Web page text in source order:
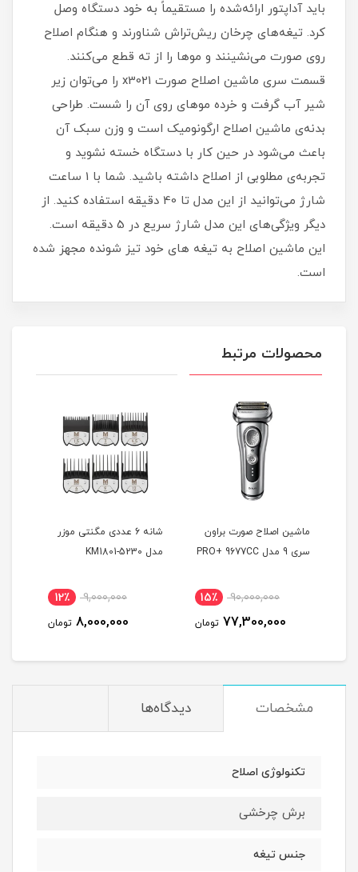
باید آداپتور ارائه‌شده را مستقیماً به خود دستگاه وصل
کرد. تیغه‌های چرخان ریش‌تراش شناورند و هنگام اصلاح
روی صورت می‌نشینند و موها را از ته قطع می‌کنند.
قسمت سری ماشین اصلاح صورت x3021 را می‌توان زیر
شیر آب گرفت و خرده موهای روی آن را شست. طراحی
بدنه‌ی ماشین اصلاح ارگونومیک است و وزن سبک آن
باعث‌ می‌شود در حین کار با دستگاه خسته نشوید و
تجربه‌ی مطلوبی از اصلاح داشته باشید. شما با 1 ساعت
شارژ می‌توانید از این مدل تا 40 دقیقه استفاده کنید. از
دیگر ویژگی‌های این مدل شارژ سریع در 5 دقیقه است.
این ماشین اصلاح به تیغه های خود تیز شونده مجهز شده
است.
محصولات مرتبط
ماشین اصلاح صورت براون
سری 9 مدل PRO+ 9677CC
90,000,000 15٪
77,300,000 تومان
شانه 6 عددی مگنتی موزر
مدل KM1801-5230
9,000,000 12٪
8,000,000 تومان
مشخصات دیدگاه‌ها
تکنولوژی اصلاح
برش چرخشی
جنس تیغه